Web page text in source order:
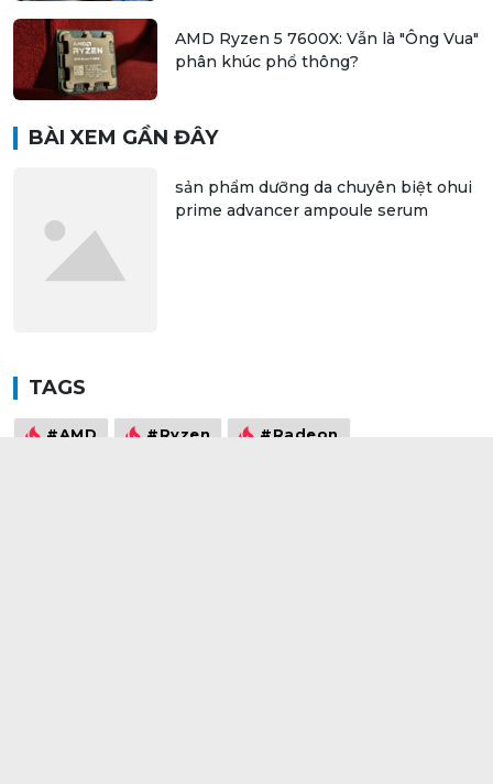
AMD Ryzen 5 7600X: Vẫn là "Ông Vua"
phân khúc phổ thông?
BÀI XEM GẦN ĐÂY
sản phẩm dưỡng da chuyên biệt ohui
prime advancer ampoule serum
TAGS
#AMD #Ryzen #Radeon